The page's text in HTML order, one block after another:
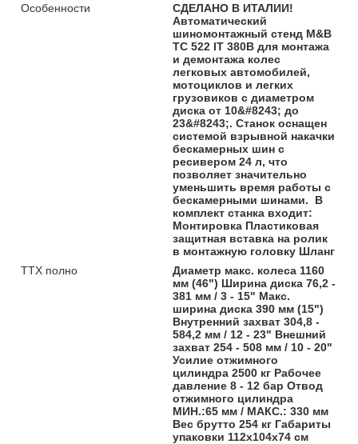
Особенности
СДЕЛАНО В ИТАЛИИ!
Автоматический
шиномонтажный стенд M&B
ТС 522 IT 380В для монтажа
и демонтажа колес
легковых автомобилей,
мотоциклов и легких
грузовиков с диаметром
диска от 10&#8243; до
23&#8243;. Станок оснащен
системой взрывной накачки
бескамерных шин с
ресивером 24 л, что
позволяет значительно
уменьшить время работы с
бескамерными шинами. В
комплект станка входит:
Монтировка Пластиковая
защитная вставка на ролик
в монтажную головку Шланг
ТТХ полно
Диаметр макс. колеса 1160
мм (46") Ширина диска 76,2 -
381 мм / 3 - 15" Макс.
ширина диска 390 мм (15")
Внутренний захват 304,8 -
584,2 мм / 12 - 23" Внешний
захват 254 - 508 мм / 10 - 20"
Усилие отжимного
цилиндра 2500 кг Рабочее
давление 8 - 12 бар Отвод
отжимного цилиндра
МИН.:65 мм / МАКС.: 330 мм
Вес брутто 254 кг Габариты
упаковки 112х104х74 см